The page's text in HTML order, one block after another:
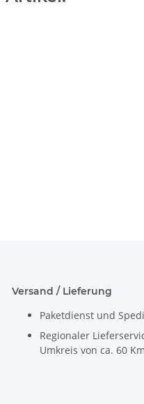
Versand / Lieferung
Paketdienst und
Regionaler
Umkreis von ca. 60 Km